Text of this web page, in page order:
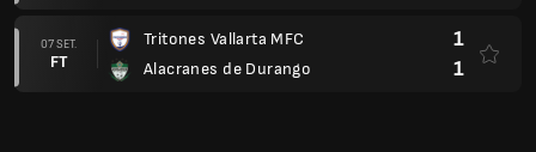
07 SET.
FT
Tritones Vallarta MFC
Alacranes de Durango
1
1